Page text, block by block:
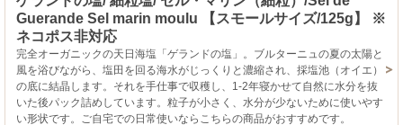
Guerande Sel marin moulu 【スモールサイズ/125g】 ※
ネコポス非対応
完全オーガニックの天日海塩「ゲランドの塩」。ブルターニュの夏の太陽と
風を浴びながら、塩田を回る海水がじっくりと濃縮され、採塩池（オイエ）
の底に結晶します。それを手仕事で収穫し、1-2年寝かせて自然に水分を抜
いた後パック詰めしています。粒子が小さく、水分が少ないために使いやす
い形状です。ご自宅での日常使いならこちらの商品がおすすめです。